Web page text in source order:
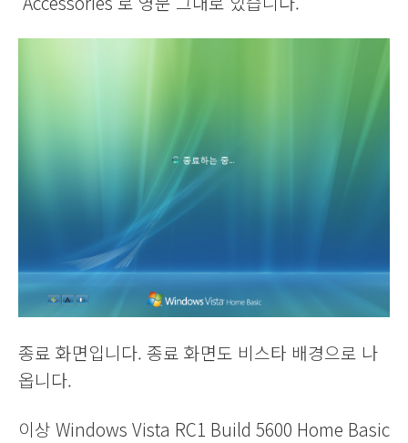
종료 화면입니다. 종료 화면도 비스타 배경으로 나
옵니다.
이상 Windows Vista RC1 Build 5600 Home Basic